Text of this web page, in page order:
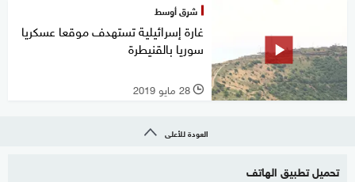
شرق أوسط
غارة إسرائيلية تستهدف موقعا عسكريا
سوريا بالقنيطرة
l 28 مايو 2019
العودة للأعلى
تحميل تطبيق الهاتف